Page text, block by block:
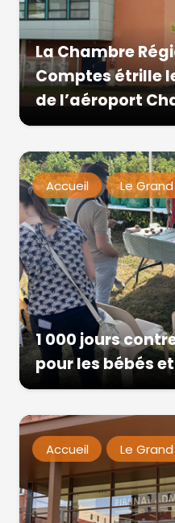
La Chambre
Comptes étrille
de l’aéroport
Accueil Le
1 000 jours
pour les bébés
Accueil Le